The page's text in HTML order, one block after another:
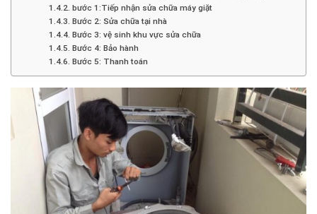
bước 1:Tiếp nhận sửa chữa máy giặt
Bước 2: Sửa chữa tại nhà
Bước 3: vệ sinh khu vực sửa chữa
Bước 4: Bảo hành
Bước 5: Thanh toán